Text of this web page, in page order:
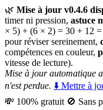
🌿 Mise à jour v0.4.6
timer ni pression, astuce
× 5) + (6 × 2) = 30 + 12 =
pour réviser sereinement,
compétences en couleur,
vitesse de lecture).
Mise à jour automatique
n'est perdue. ⬇️ Mettre à
💸 100% gratuit 🚫 Sans